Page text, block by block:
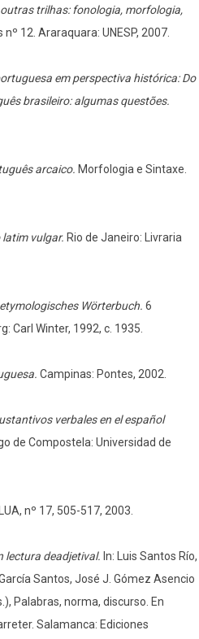
trilhas: fonologia, morfologia,
12. Araraquara: UNESP, 2007.
em perspectiva histórica: Do
brasileiro: algumas questões.
arcaico. Morfologia e Sintaxe.
vulgar. Rio de Janeiro: Livraria
Wörterbuch. 6
Carl Winter, 1992, c. 1935.
Campinas: Pontes, 2002.
verbales en el español
de Compostela: Universidad de
nº 17, 505-517, 2003.
lectura deadjetival. In: Luis Santos Río,
Santos, José J. Gómez Asencio
Palabras, norma, discurso. En
Salamanca: Ediciones